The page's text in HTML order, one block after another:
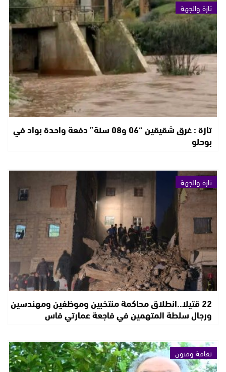
تازة والجهة
تازة : غرق شقيقين “06 و08 سنة” دفعة واحدة بواد في
بوحلو
تازة والجهة
22 قتيلا..انطلاق محاكمة منتخبين وموظفين ومهندسين
ورجال سلطة المتهمين في فاجعة عمارتي فاس
ثقافة وفنون